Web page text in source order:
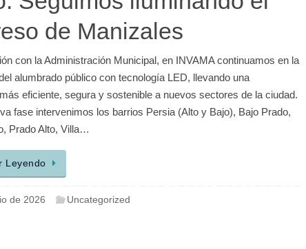
de Manizales
con la Administración Municipal, en INVAMA continuamos en la
alumbrado público con tecnología LED, llevando una
eficiente, segura y sostenible a nuevos sectores de la ciudad.
fase intervenimos los barrios Persia (Alto y Bajo), Bajo Prado,
Prado Alto, Villa…
Leyendo
de 2026 Uncategorized